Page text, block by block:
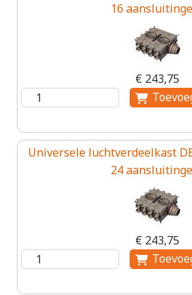
16
€ 243,75
Universele luchtverdeelkast
24
€ 243,75